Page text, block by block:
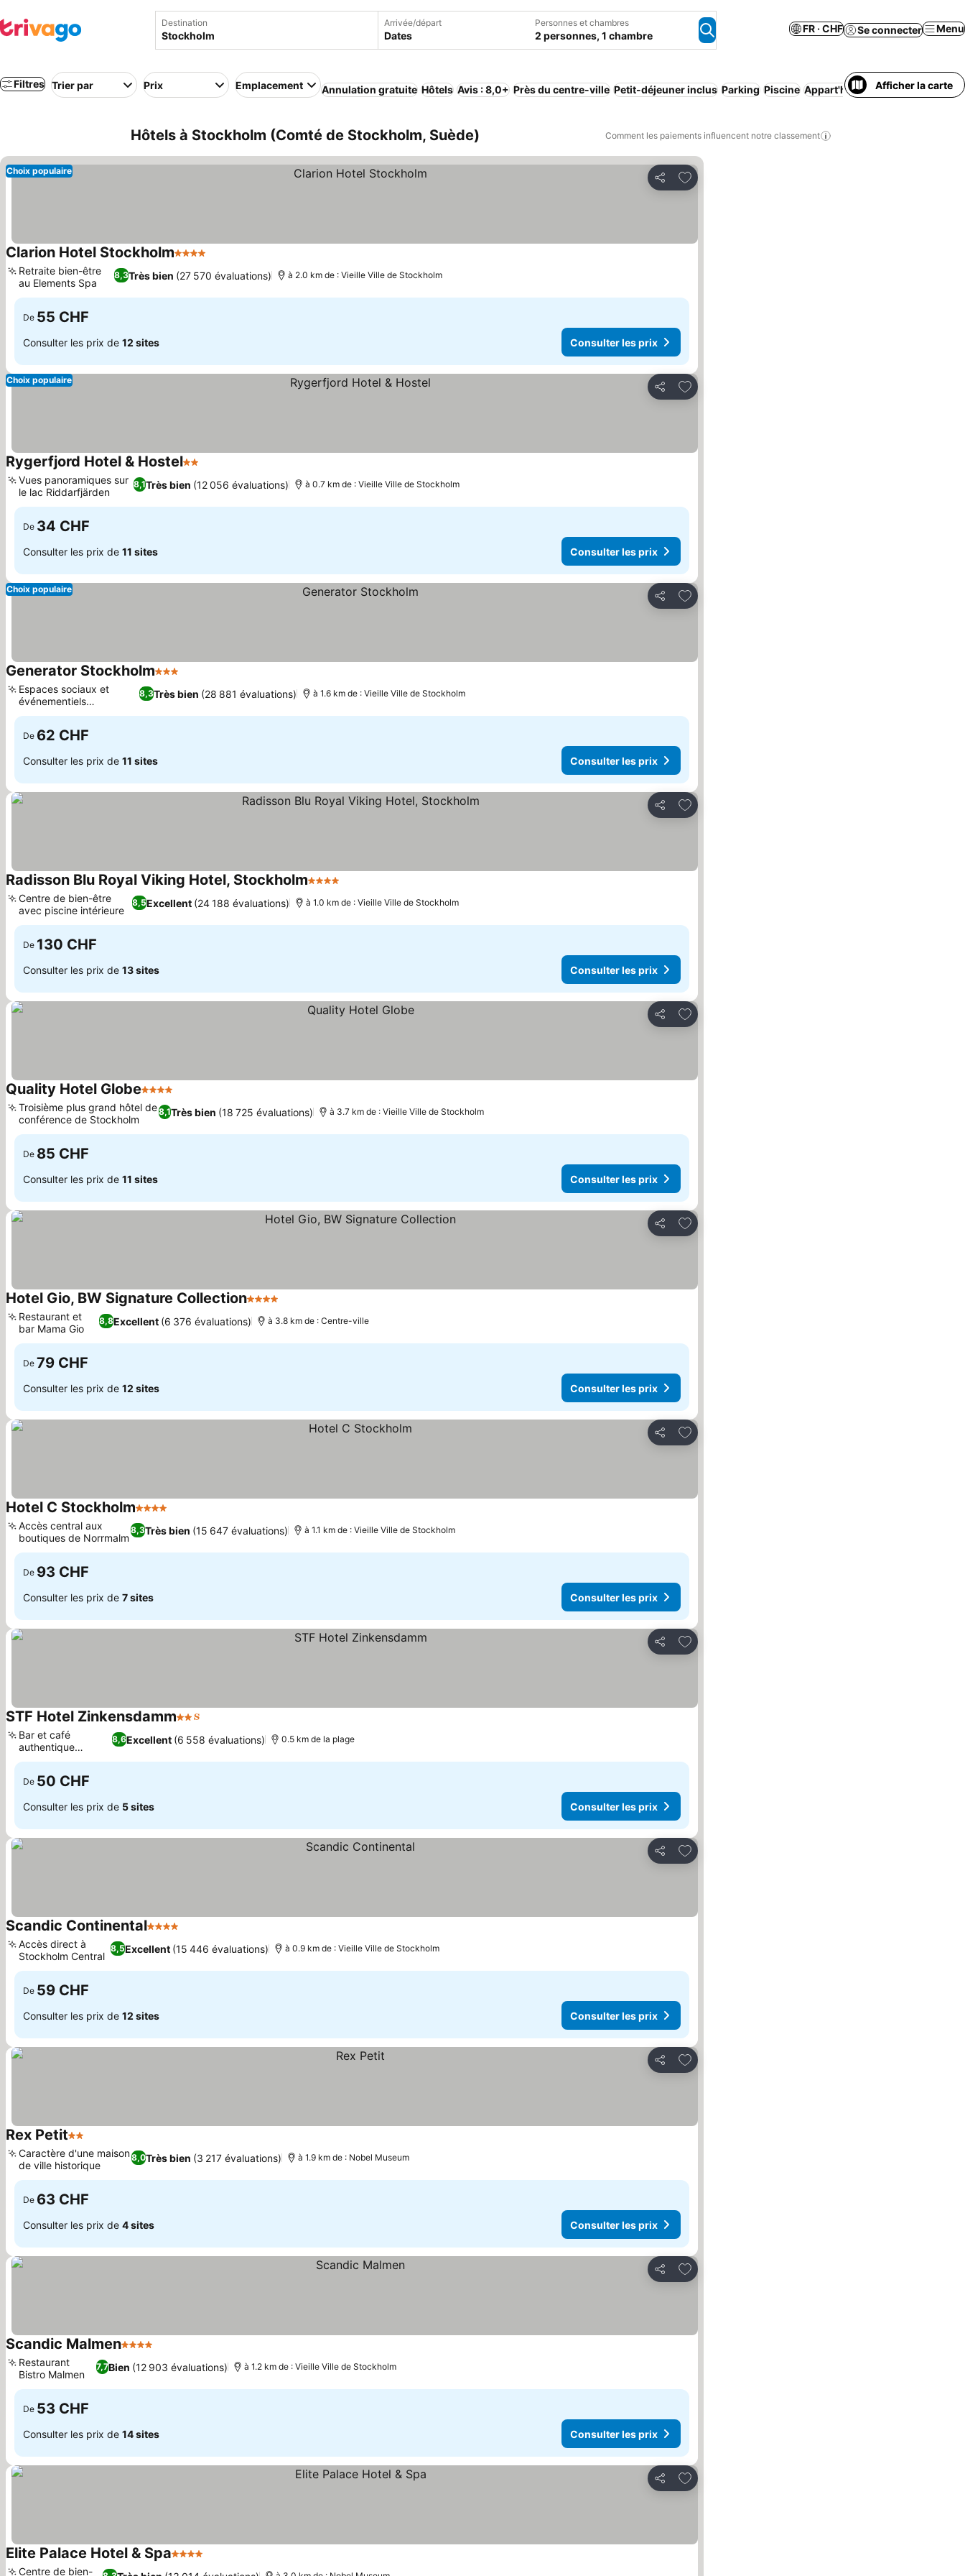
Destination Arrivée/départ
Dates
Personnes et chambres
2 personnes, 1 chambre
FR · CHF Se connecter Menu
Filtres Trier par Prix Emplacement Annulation gratuite Hôtels Avis : 8,0+ Près du centre-ville Petit-déjeuner inclus Parking Piscine Appart'hôtel Climatisation Wi-
Afficher la carte
Hôtels à Stockholm (Comté de Stockholm, Suède) Comment les paiements influencent notre classement
Partager
Ajouter à mes favoris
Choix populaire
Clarion Hotel Stockholm4 Étoiles
8,3Très bien (27 570 évaluations)
Retraite bien-être
au Elements Spa
à 2.0 km de : Vieille Ville de Stockholm
De 55 CHF
Consulter les prix de 12 sites Consulter les prix
Partager
Ajouter à mes favoris
Choix populaire
Rygerfjord Hotel & Hostel2 Étoiles
8,1Très bien (12 056 évaluations)
Vues panoramiques sur
le lac Riddarfjärden
à 0.7 km de : Vieille Ville de Stockholm
De 34 CHF
Consulter les prix de 11 sites Consulter les prix
Partager
Ajouter à mes favoris
Choix populaire
Generator Stockholm3 Étoiles
8,3Très bien (28 881 évaluations)
Espaces sociaux et
événementiels
polyvalents
à 1.6 km de : Vieille Ville de Stockholm
De 62 CHF
Consulter les prix de 11 sites Consulter les prix
Partager
Ajouter à mes favoris
Radisson Blu Royal Viking Hotel, Stockholm4 Étoiles
8,5Excellent (24 188 évaluations)
Centre de bien-être
avec piscine intérieure
à 1.0 km de : Vieille Ville de Stockholm
De 130 CHF
Consulter les prix de 13 sites Consulter les prix
Partager
Ajouter à mes favoris
Quality Hotel Globe4 Étoiles
8,1Très bien (18 725 évaluations)
Troisième plus grand hôtel de
conférence de Stockholm
à 3.7 km de : Vieille Ville de Stockholm
De 85 CHF
Consulter les prix de 11 sites Consulter les prix
Partager
Ajouter à mes favoris
Hotel Gio, BW Signature Collection4 Étoiles
8,8Excellent (6 376 évaluations)
Restaurant et
bar Mama Gio
à 3.8 km de : Centre-ville
De 79 CHF
Consulter les prix de 12 sites Consulter les prix
Partager
Ajouter à mes favoris
Hotel C Stockholm4 Étoiles
8,3Très bien (15 647 évaluations)
Accès central aux
boutiques de Norrmalm
à 1.1 km de : Vieille Ville de Stockholm
De 93 CHF
Consulter les prix de 7 sites Consulter les prix
Partager
Ajouter à mes favoris
STF Hotel Zinkensdamm2 Étoiles
8,6Excellent (6 558 évaluations)
Bar et café
authentique
Zinkadus
0.5 km de la plage
De 50 CHF
Consulter les prix de 5 sites Consulter les prix
Partager
Ajouter à mes favoris
Scandic Continental4 Étoiles
8,5Excellent (15 446 évaluations)
Accès direct à
Stockholm Central
à 0.9 km de : Vieille Ville de Stockholm
De 59 CHF
Consulter les prix de 12 sites Consulter les prix
Partager
Ajouter à mes favoris
Rex Petit2 Étoiles
8,0Très bien (3 217 évaluations)
Caractère d'une maison
de ville historique
à 1.9 km de : Nobel Museum
De 63 CHF
Consulter les prix de 4 sites Consulter les prix
Partager
Ajouter à mes favoris
Scandic Malmen4 Étoiles
7,7Bien (12 903 évaluations)
Restaurant
Bistro Malmen
à 1.2 km de : Vieille Ville de Stockholm
De 53 CHF
Consulter les prix de 14 sites Consulter les prix
Partager
Ajouter à mes favoris
Elite Palace Hotel & Spa4 Étoiles
Centre de bien-